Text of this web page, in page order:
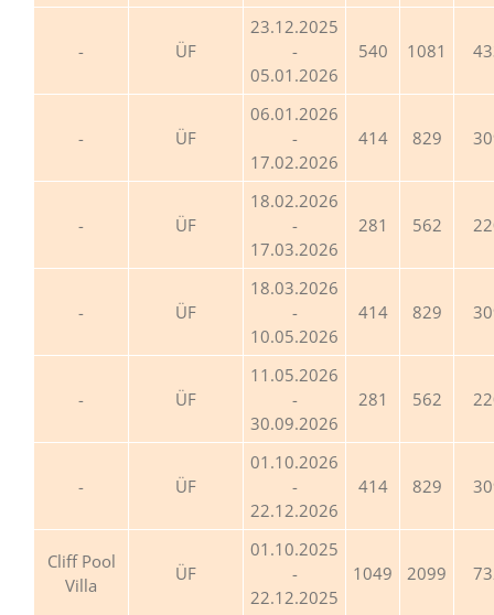
ÜF
23.12.2025
-
05.01.2026
540 1081
ÜF
06.01.2026
-
17.02.2026
414 829
ÜF
18.02.2026
-
17.03.2026
281 562
ÜF
18.03.2026
-
10.05.2026
414 829
ÜF
11.05.2026
-
30.09.2026
281 562
ÜF
01.10.2026
-
22.12.2026
414 829
Cliff Pool
Villa
ÜF
01.10.2025
-
22.12.2025
1049 2099